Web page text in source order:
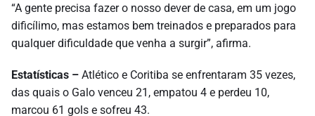
“A gente precisa fazer o nosso dever de casa, em um jogo
dificílimo, mas estamos bem treinados e preparados para
qualquer dificuldade que venha a surgir”, afirma.
Estatísticas – Atlético e Coritiba se enfrentaram 35 vezes,
das quais o Galo venceu 21, empatou 4 e perdeu 10,
marcou 61 gols e sofreu 43.